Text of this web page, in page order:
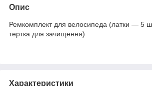
Опис
Ремкомплект для велосипеда (латки — 5
тертка для зачищення)
Характеристики